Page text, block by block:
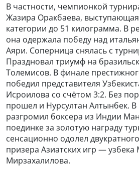
В частности, чемпионкой
Жазира Оракбаева,
категории до 51 килограмма. В
она одержала победу над
Аяри. Соперница снялась с
Праздновал триумф на
Толемисов. В финале
победил представителя
Исроилова со счётом 3:2. Без
прошел и Нурсултан Алтынбек.
разгромил боксера из Индии
поединке за золотую награду
сенсационно одолел
призера Азиатских игр — узбека
Мирзахалилова.